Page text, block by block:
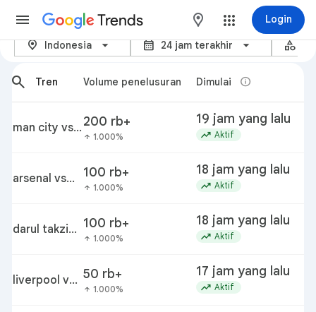
Trends maps Login
Sedang Trending - Google
location_on Indonesia calendar_month 24 jam terakhir category
arrow_back_ios_new
arrow_forward_ios
search
Tren Volume penelusuran Dimulai info
man city vs
200 rb+
arrow_upward 1.000%
19 jam yang lalu
trending_up Aktif
arsenal vs
100 rb+
arrow_upward 1.000%
18 jam yang lalu
trending_up Aktif
darul takzim 100 rb+
arrow_upward 1.000%
18 jam yang lalu
trending_up Aktif
liverpool vs
50 rb+
arrow_upward 1.000%
17 jam yang lalu
trending_up Aktif